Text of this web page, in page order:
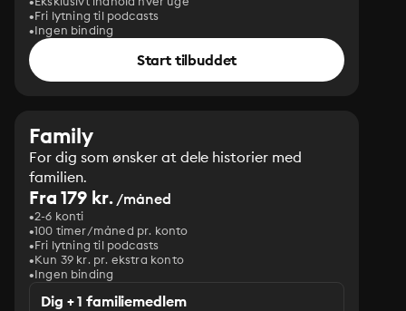
Fri lytning til podcasts
Ingen binding
Start tilbuddet
Family
For dig som ønsker at dele historier med
familien.
Fra 179 kr./måned
2-6 konti
100 timer/måned pr. konto
Fri lytning til podcasts
Kun 39 kr. pr. ekstra konto
Ingen binding
Dig + 1 familiemedlem